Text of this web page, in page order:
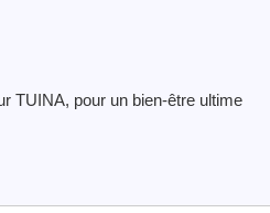
TUINA, pour un bien-être ultime